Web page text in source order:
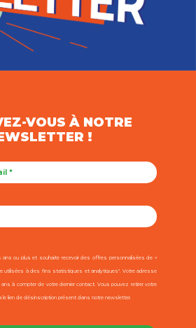
VOUS À NOTRE
!
ans ou plus et souhaite recevoir des offres personnalisées de «
utilisées à des fins statistiques et analytiques". Votre adresse
à compter de votre dernier contact. Vous pouvez retirer votre
lien de désinscription présent dans notre newsletter.